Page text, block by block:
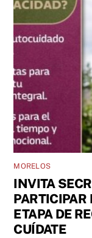
MORELOS
INVITA
PARTICIPAR
ETAPA DE
CUÍDATE